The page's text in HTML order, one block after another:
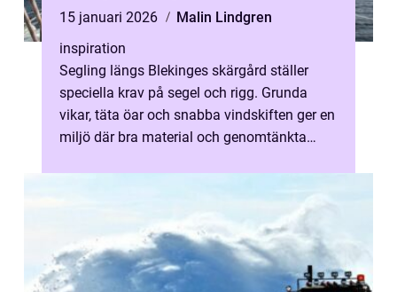
15 januari 2026
Malin Lindgren
inspiration
Segling längs Blekinges skärgård ställer
speciella krav på segel och rigg. Grunda
vikar, täta öar och snabba vindskiften ger en
miljö där bra material och genomtänkta